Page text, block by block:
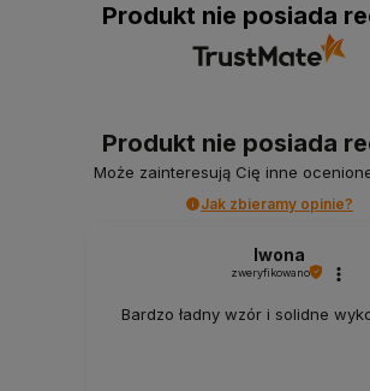
Produkt nie posiada
Produkt nie posiada
Może zainteresują Cię inne
Jak zbieramy opinie?
Iwona
zweryfikowano
Bardzo ładny wzór i solidne